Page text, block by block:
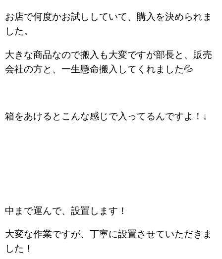
お店で何度かお試ししていて、購入を決められま
した。
大きな商品なので搬入も大変ですが部長と、販売
会社の方と、一生懸命搬入してくれました💦
箱をあけるとこんな感じで入ってるんですよ！↓
中まで運んで、設置します！
大変な作業ですが、丁寧に設置させていただきま
した！